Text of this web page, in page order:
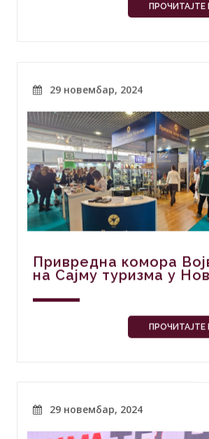
ПРОЧИТАЈТЕ
29 новембар, 2024
Привредна комора
на Сајму туризма у
ПРОЧИТАЈТЕ
29 новембар, 2024